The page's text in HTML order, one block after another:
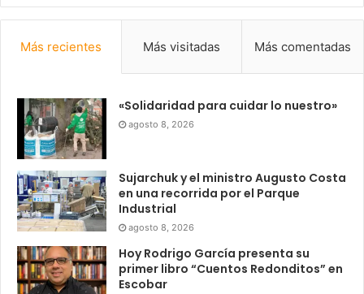
Más recientes Más visitadas Más comentadas
«Solidaridad para cuidar lo nuestro»
agosto 8, 2026
Sujarchuk y el ministro Augusto Costa
en una recorrida por el Parque
Industrial
agosto 8, 2026
Hoy Rodrigo García presenta su
primer libro “Cuentos Redonditos” en
Escobar